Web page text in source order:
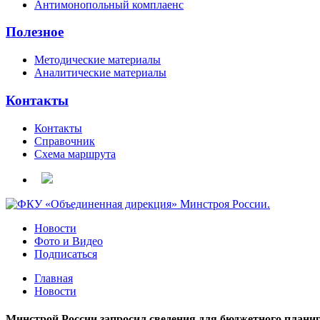
Антимонопольный комплаенс
Полезное
Методические материалы
Аналитические материалы
Контакты
Контакты
Справочник
Схема маршрута
Новости
Фото и Видео
Подписаться
Главная
Новости